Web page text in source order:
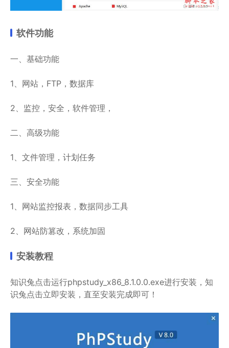
软件功能
一、基础功能
1、网站，FTP，数据库
2、监控，安全，软件管理，
二、高级功能
1、文件管理，计划任务
三、安全功能
1、网站监控报表，数据同步工具
2、网站防篡改，系统加固
安装教程
知识兔点击运行phpstudy_x86_8.1.0.0.exe进行安装，知
识兔点击立即安装，直至安装完成即可！